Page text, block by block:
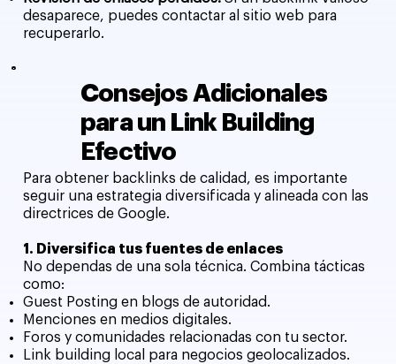
desaparece, puedes contactar al sitio web para
recuperarlo.
Consejos Adicionales
para un Link Building
Efectivo
Para obtener backlinks de calidad, es importante
seguir una estrategia diversificada y alineada con las
directrices de Google.
1. Diversifica tus fuentes de enlaces
No dependas de una sola técnica. Combina tácticas
como:
Guest Posting en blogs de autoridad.
Menciones en medios digitales.
Foros y comunidades relacionadas con tu sector.
Link building local para negocios geolocalizados.